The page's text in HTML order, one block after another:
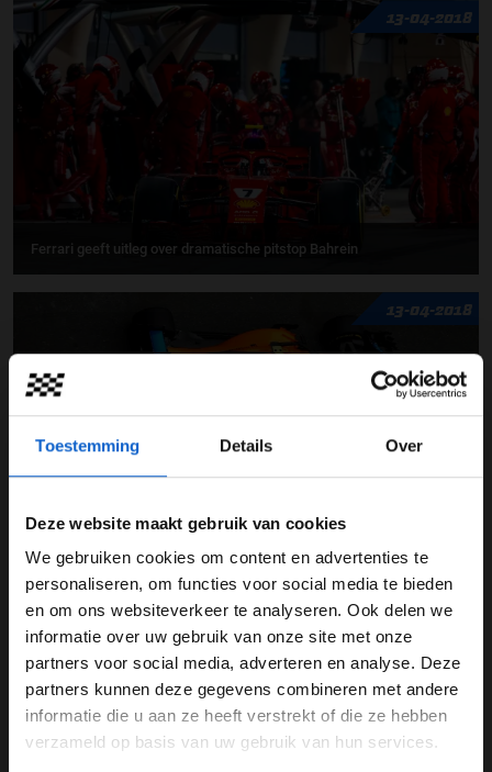
Toestemming Details Over
Deze website maakt gebruik van cookies
We gebruiken cookies om content en advertenties te
personaliseren, om functies voor social media te bieden
en om ons websiteverkeer te analyseren. Ook delen we
informatie over uw gebruik van onze site met onze
partners voor social media, adverteren en analyse. Deze
partners kunnen deze gegevens combineren met andere
informatie die u aan ze heeft verstrekt of die ze hebben
verzameld op basis van uw gebruik van hun services.
13-04-2018
Ferrari geeft uitleg over dramatische pitstop Bahrein
13-04-2018
13-04-2018
WELKOM BIJ GRAND PRIX RADIO
Ben je 24 jaar of ouder?
Pas je advertentie instellingen aan en klik hieronder om
door te gaan naar de website!
Advertentie instellingen